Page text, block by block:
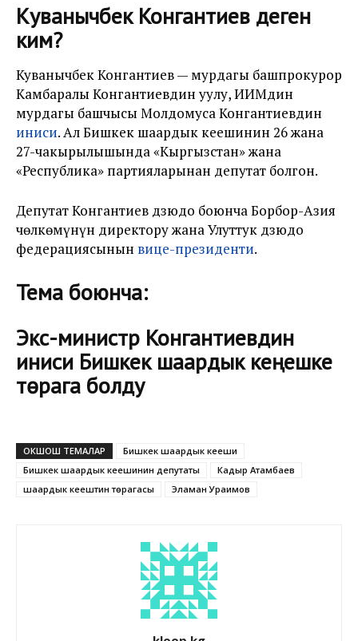
Куванычбек Конгантиев деген
ким?
Куванычбек Конгантиев — мурдагы башпрокурор
Камбаралы Конгантиевдин уулу, ИИМдин
мурдагы башчысы Молдомуса Конгантиевдин
иниси. Ал Бишкек шаардык кеңешинин 26 жана
27-чакырылышында «Кыргызстан» жана
«Республика» партияларынан депутат болгон.
Депутат Конгантиев дзюдо боюнча Борбор-Азия
чөлкөмүнүн директору жана Улуттук дзюдо
федерациясынын вице-президенти.
Тема боюнча:
Экс-министр Конгантиевдин
иниси Бишкек шаардык кеңешке
төрага болду
ОКШОШ ТЕМАЛАР
Бишкек шаардык кеңеши
Бишкек шаардык кеңешинин депутаты
Кадыр Атамбаев
шаардык кеңештин төрагасы
Эламан Ураимов